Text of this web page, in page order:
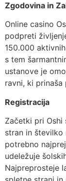
Zgodovina in
Online casino
podpreti
150.000
s tem
ustanove je
ravni, ki
Registracija
Začetki pri
stran in številko
potrebno
udeležuje
Najpreprosteje